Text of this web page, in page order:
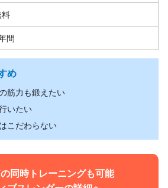
間
め
筋力も鍛えたい
いたい
こだわらない
同時トレーニングも可能